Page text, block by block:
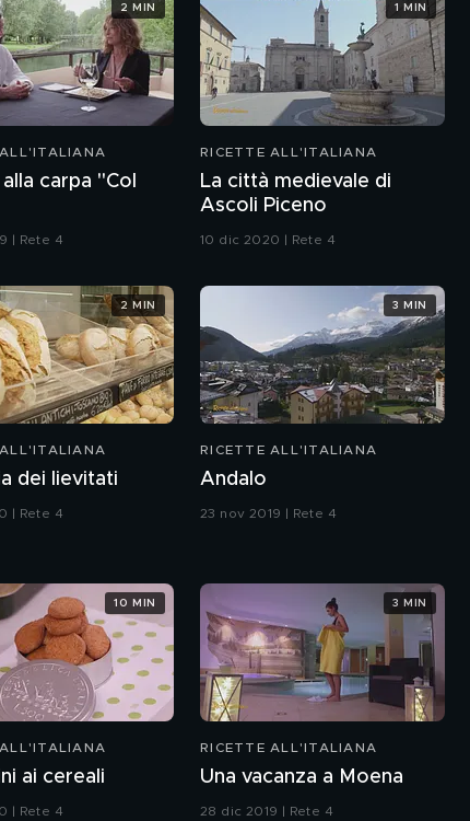
carpa "Col
| Rete 4
2 MIN
RICETTE ALL'ITALIANA
La città medievale di
Ascoli Piceno
10 dic 2020 | Rete 4
1 MIN
dei lievitati
| Rete 4
2 MIN
RICETTE ALL'ITALIANA
Andalo
23 nov 2019 | Rete 4
3 MIN
ai cereali
| Rete 4
10 MIN
RICETTE ALL'ITALIANA
Una vacanza a Moena
28 dic 2019 | Rete 4
3 MIN